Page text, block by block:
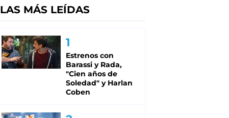
LAS MÁS LEÍDAS
Estrenos con
Barassi y Rada,
"Cien años de
Soledad" y Harlan
Coben